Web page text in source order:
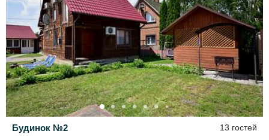
Будинок №2 13 гостей